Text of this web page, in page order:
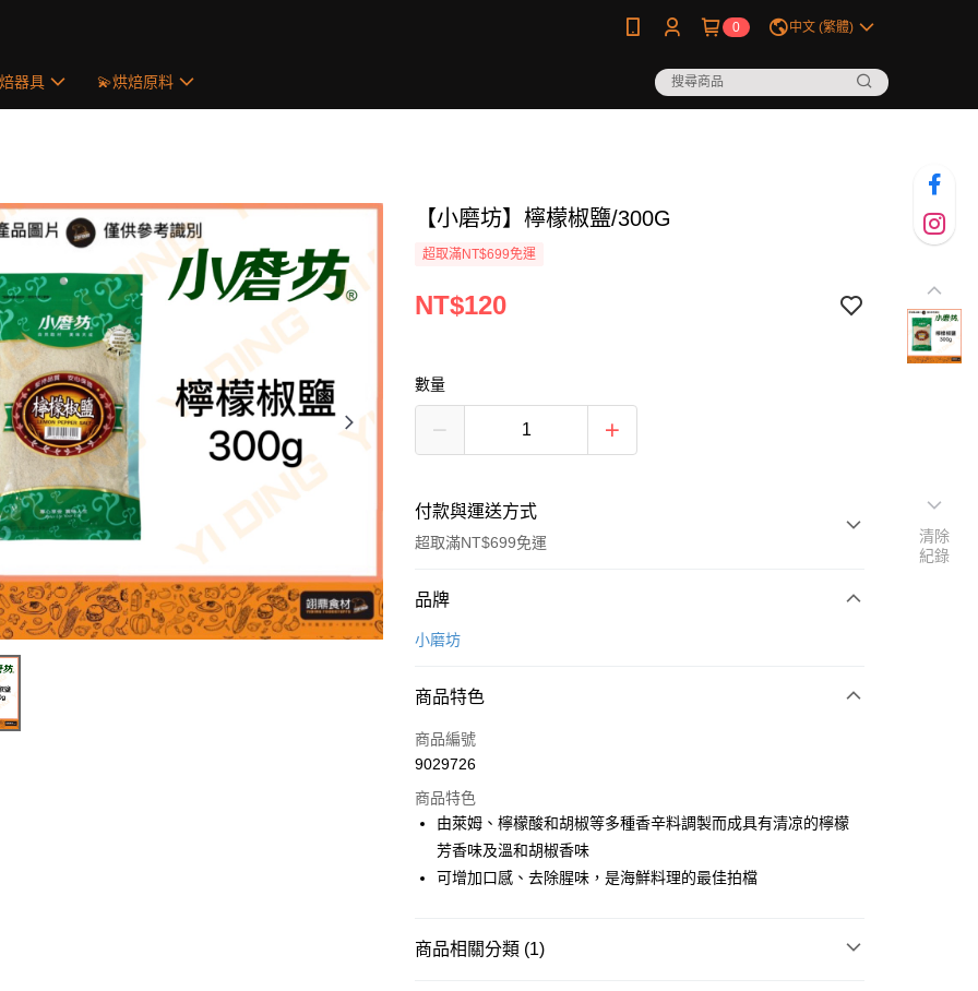
0 中文 (繁體)
器具 💫烘焙原料
【小磨坊】檸檬椒鹽/300G
超取滿NT$699免運
NT$120
數量
付款與運送方式
超取滿NT$699免運
付款方式
信用卡一次付款
運送方式
• 付款後全家取貨
每筆NT$60，滿NT$699(含以上)免運費
• 付款後7-11取貨
每筆NT$60，滿NT$699(含以上)免運費
每筆NT$250
品牌
小磨坊
商品特色
商品編號
9029726
商品特色
由萊姆、檸檬酸和胡椒等多種香辛料調製而成具有清凉的檸檬
芳香味及溫和胡椒香味
可增加口感、去除腥味，是海鮮料理的最佳拍檔
商品相關分類 (1)
清除
紀錄